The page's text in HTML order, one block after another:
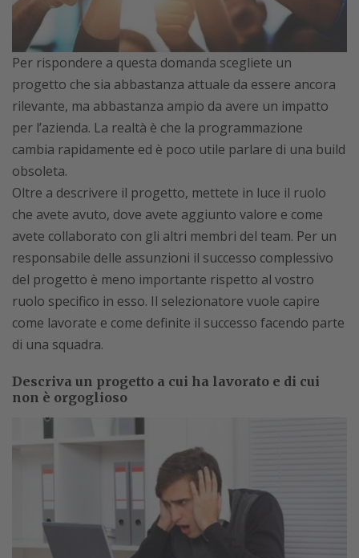
Per rispondere a questa domanda scegliete un
progetto che sia abbastanza attuale da essere ancora
rilevante, ma abbastanza ampio da avere un impatto
per l’azienda. La realtà è che la programmazione
cambia rapidamente ed è poco utile parlare di una build
obsoleta.
Oltre a descrivere il progetto, mettete in luce il ruolo
che avete avuto, dove avete aggiunto valore e come
avete collaborato con gli altri membri del team. Per un
responsabile delle assunzioni il successo complessivo
del progetto è meno importante rispetto al vostro
ruolo specifico in esso. Il selezionatore vuole capire
come lavorate e come definite il successo facendo parte
di una squadra.
Descriva un progetto a cui ha lavorato e di cui
non è orgoglioso